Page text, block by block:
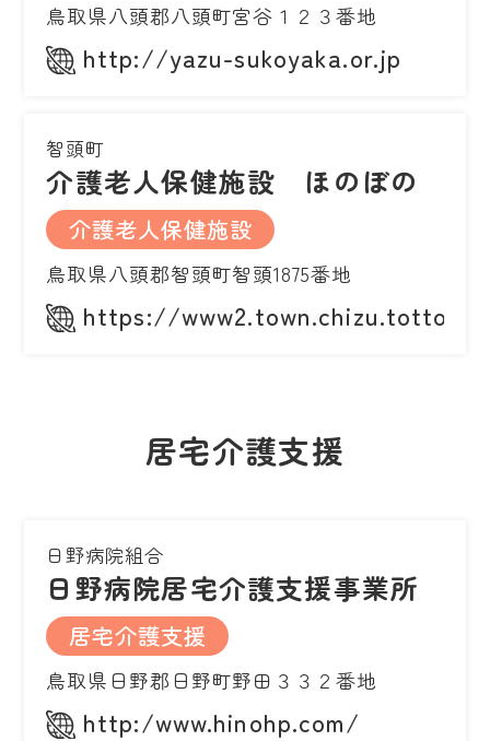
鳥取県八頭郡八頭町宮谷１２３番地
http://yazu-sukoyaka.or.jp
智頭町
介護老人保健施設 ほのぼの
介護老人保健施設
鳥取県八頭郡智頭町智頭1875番地
https://
居宅介護支援
日野病院組合
日野病院居宅介護支援事業所
居宅介護支援
鳥取県日野郡日野町野田３３２番地
http:/www.hinohp.com/